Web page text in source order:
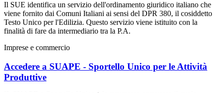
Il SUE identifica un servizio dell'ordinamento giuridico italiano che
viene fornito dai Comuni Italiani ai sensi del DPR 380, il cosiddetto
Testo Unico per l'Edilizia. Questo servizio viene istituito con la
finalità di fare da intermediario tra la P.A.
Imprese e commercio
Accedere a SUAPE - Sportello Unico per le Attività
Produttive